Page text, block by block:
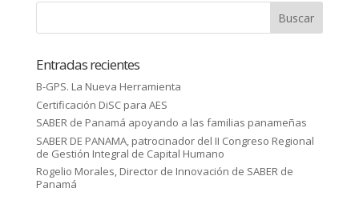
Entradas recientes
B-GPS. La Nueva Herramienta
Certificación DiSC para AES
SABER de Panamá apoyando a las familias panameñas
SABER DE PANAMA, patrocinador del II Congreso Regional
de Gestión Integral de Capital Humano
Rogelio Morales, Director de Innovación de SABER de
Panamá